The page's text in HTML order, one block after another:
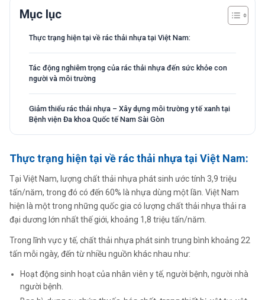
Mục lục
Thực trạng hiện tại về rác thải nhựa tại Việt Nam:
Tác động nghiêm trọng của rác thải nhựa đến sức khỏe con
người và môi trường
Giảm thiểu rác thải nhựa – Xây dựng môi trường y tế xanh tại
Bệnh viện Đa khoa Quốc tế Nam Sài Gòn
Thực trạng hiện tại về rác thải nhựa tại Việt Nam:
Tại Việt Nam, lượng chất thải nhựa phát sinh ước tính 3,9 triệu
tấn/năm, trong đó có đến 60% là nhựa dùng một lần. Việt Nam
hiện là một trong những quốc gia có lượng chất thải nhựa thải ra
đại dương lớn nhất thế giới, khoảng 1,8 triệu tấn/năm.
Trong lĩnh vực y tế, chất thải nhựa phát sinh trung bình khoảng 22
tấn mỗi ngày, đến từ nhiều nguồn khác nhau như:
Hoạt động sinh hoạt của nhân viên y tế, người bệnh, người nhà
người bệnh.